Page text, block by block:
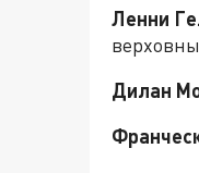
Ленни
Дилан